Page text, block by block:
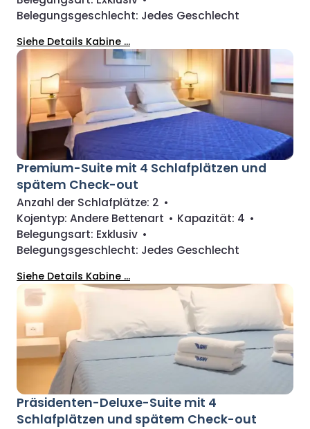
Belegungsgeschlecht: Jedes Geschlecht
Siehe Details Kabine ...
Premium-Suite mit 4 Schlafplätzen und
spätem Check-out
Anzahl der Schlafplätze: 2 •
Kojentyp: Andere Bettenart • Kapazität: 4 •
Belegungsart: Exklusiv •
Belegungsgeschlecht: Jedes Geschlecht
Siehe Details Kabine ...
Präsidenten-Deluxe-Suite mit 4
Schlafplätzen und spätem Check-out